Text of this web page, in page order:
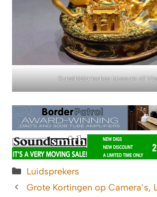
Kunsthistorisches Museum of
Categorieën
Luidsprekers
Grote Kortingen op Camera’s,